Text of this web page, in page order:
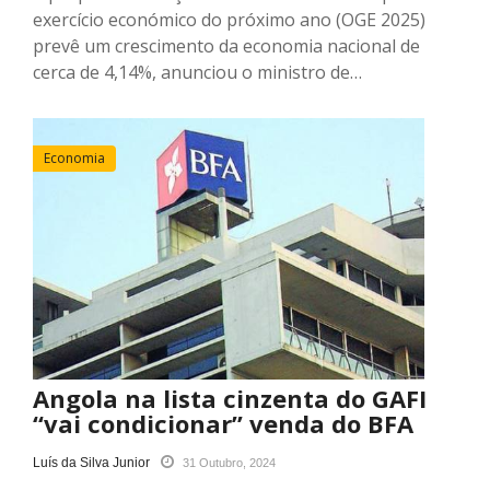
exercício económico do próximo ano (OGE 2025)
prevê um crescimento da economia nacional de
cerca de 4,14%, anunciou o ministro de…
Economia
Angola na lista cinzenta do GAFI
“vai condicionar” venda do BFA
Luís da Silva Junior 31 Outubro, 2024